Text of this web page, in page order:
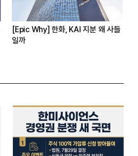
[Epic Why] 한화, KAI 지분 왜 사들
일까